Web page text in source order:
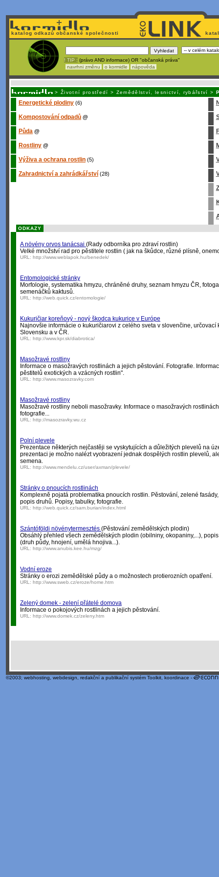
katalog odkazů občanské společnosti
! TIP : (právo AND informace) OR "občanská práva"
navrhni změnu
o kormidle nápověda
> Životní prostředí > Zemědělství, lesnictví, rybářství >
Energetické plodiny (6)
Kompostování odpadů @
Půda @
Rostliny @
Výživa a ochrana rostlin (5)
Zahradnictví a zahrádkářství (28)
ODKAZY
A növény orvos tanácsai (Rady odborníka pro zdraví rostlin)
Velké množství rad pro pěstitele rostlin ( jak na škůdce, různé plísně,
URL: http://www.weblapok.hu/benedek/
Entomologické stránky
Morfologie, systematika hmyzu, chráněné druhy, seznam hmyzu ČR,
semenáčků kaktusů.
URL: http://web.quick.cz/entomologie/
Kukuričiar koreňový - nový škodca kukurice v Európe
Najnovšie informácie o kukuričiarovi z celého sveta v slovenčine,
Slovensku a v ČR.
URL: http://www.kpr.sk/diabrotica/
Masožravé rostliny
Informace o masožravých rostlinách a jejich pěstování. Fotografie.
pěstitelů exotických a vzácných rostlin".
URL: http://www.masozravky.com
Masožravé rostliny
Masožravé rostliny neboli masožravky. Informace o masožravých
fotografie...
URL: http://masozravky.wu.cz
Polní plevele
Prezentace některých nejčastěji se vyskytujících a důležitých plevelů na
prezentaci je možno nalézt vyobrazení jednak dospělých rostlin plevelů,
semena.
URL: http://www.mendelu.cz/user/axman/plevele/
Stránky o pnoucích rostlinách
Komplexně pojatá problematika pnoucích rostlin. Pěstování, zelené
popis druhů. Popisy, tabulky, fotografie.
URL: http://web.quick.cz/sam.burian/index.html
Szántóföldi növénytermesztés (Pěstování zemědělských plodin)
Obsáhlý přehled všech zemědělských plodin (obilniny, okopaniny,...),
(druh půdy, hnojení, umělá hnojiva...).
URL: http://www.anubis.kee.hu/mzg/
Vodní eroze
Stránky o erozi zemědělské půdy a o možnostech protierozních opatření.
URL: http://www.sweb.cz/eroze/home.htm
Zelený domek - zelení přátelé domova
Informace o pokojových rostlinách a jejich pěstování.
URL: http://www.domek.cz/zeleny.htm
©2003; webhosting webdesign redakční a publikační systém Toolkit , koordinace -